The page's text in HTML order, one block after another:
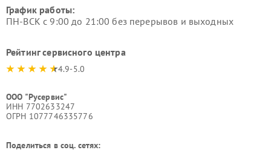
График работы:
ПН-ВСК с 9:00 до 21:00 без перерывов и выходных
Рейтинг сервисного центра
4.9-5.0
ООО "Русервис"
ИНН 7702633247
ОГРН 1077746335776
Поделиться в соц. сетях: